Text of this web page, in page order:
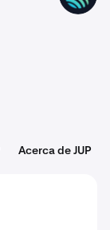
Acerca de JUP